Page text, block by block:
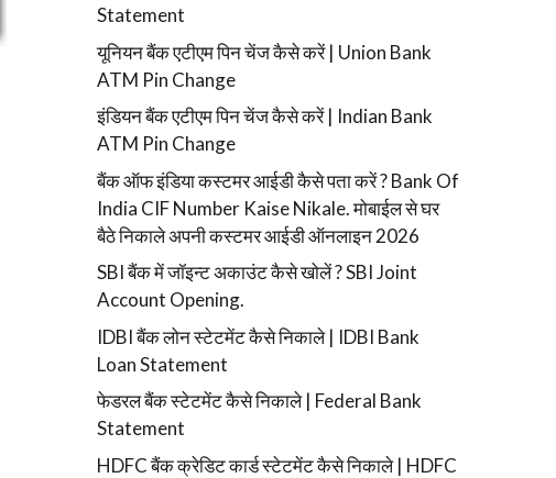
Statement
यूनियन बैंक एटीएम पिन चेंज कैसे करें | Union Bank
ATM Pin Change
इंडियन बैंक एटीएम पिन चेंज कैसे करें | Indian Bank
ATM Pin Change
बैंक ऑफ इंडिया कस्टमर आईडी कैसे पता करें ? Bank Of
India CIF Number Kaise Nikale. मोबाईल से घर
बैठे निकाले अपनी कस्टमर आईडी ऑनलाइन 2026
SBI बैंक में जॉइन्ट अकाउंट कैसे खोलें ? SBI Joint
Account Opening.
IDBI बैंक लोन स्टेटमेंट कैसे निकाले | IDBI Bank
Loan Statement
फेडरल बैंक स्टेटमेंट कैसे निकाले | Federal Bank
Statement
HDFC बैंक क्रेडिट कार्ड स्टेटमेंट कैसे निकाले | HDFC